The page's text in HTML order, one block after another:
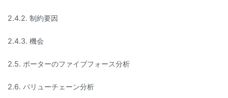
2.4.2. 制約要因
2.4.3. 機会
2.5. ポーターのファイブフォース分析
2.6. バリューチェーン分析